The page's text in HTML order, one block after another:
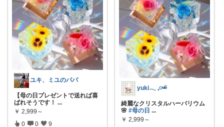
ユキ、ミユのパパ
【母の日プレゼントで送れば喜
ばれそうです！ ...
￥ 2,999～
0 0 9
yuki‎𓂃 𓈒𓏸⚮̈
綺麗なクリスタルハーバリウム
🌸 #母の日 ...
￥ 2,999～